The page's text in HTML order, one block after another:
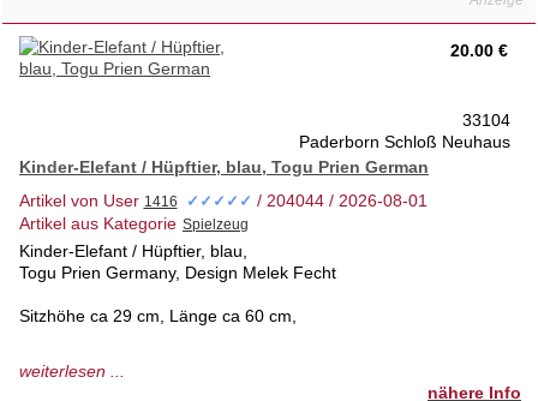
20.00 €
33104
Paderborn Schloß Neuhaus
Kinder-Elefant / Hüpftier, blau, Togu Prien German
Artikel von User
✓✓✓✓✓ / 204044 / 2026-08-01
Artikel aus Kategorie
Kinder-Elefant / Hüpftier, blau,
Togu Prien Germany, Design Melek Fecht
Sitzhöhe ca 29 cm, Länge ca 60 cm,
“mit leichten üblichen Gebrauchsspuren
weiterlesen ...
nähere Info